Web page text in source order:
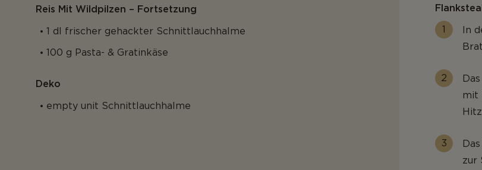
Reis Mit Wildpilzen – Fortsetzung
1 dl frischer gehackter Schnittlauchhalme
100 g Pasta- & Gratinkäse
Deko
empty unit Schnittlauchhalme
In
mit
zur